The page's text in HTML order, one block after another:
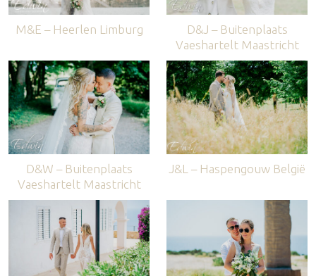
M&E – Heerlen Limburg
D&J – Buitenplaats
Vaeshartelt Maastricht
D&W – Buitenplaats
Vaeshartelt Maastricht
J&L – Haspengouw België